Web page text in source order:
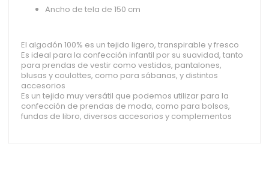
Ancho de tela de 150 cm
El algodón 100% es un tejido ligero, transpirable y fresco
Es ideal para la confección infantil por su suavidad, tanto
para prendas de vestir como vestidos, pantalones,
blusas y coulottes, como para sábanas, y distintos
accesorios
Es un tejido muy versátil que podemos utilizar para la
confección de prendas de moda, como para bolsos,
fundas de libro, diversos accesorios y complementos